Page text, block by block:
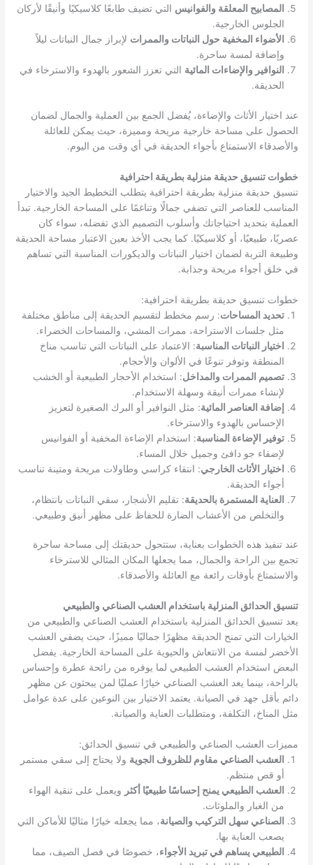
المصابيح المعلقة والفوانيس التي تضيف طابعًا كلاسيكيًا وأنيقًا لأركان
الجلوس الخارجية.
الأضواء المخفية حول النباتات والممرات لإبراز جمال النباتات ليلاً
وإضافة لمسة ساحرة.
النوافير والإضاءات المائية التي تعزز الشعور بالهدوء والاسترخاء في
الحديقة.
عند اختيار الأثاث والإضاءة، يُفضل الجمع بين العملية والجمال لضمان
الحصول على مساحة خارجية مريحة ومميزة، حيث يمكن للعائلة
والأصدقاء الاستمتاع بأجواء الحديقة في أي وقت من اليوم.
خطوات تنسيق حديقة منزلية بطريقة احترافية
تنسيق حديقة منزلية بطريقة احترافية يتطلب التخطيط الجيد والاختيار
المناسب للعناصر التي تضفي جمالًا وتناغمًا على المساحة الخارجية. تبدأ
العملية بتحديد احتياجاتك وأسلوب التصميم الذي تفضله، سواء كان
عصريًا، طبيعيًا، أو كلاسيكيًا. كما يجب الأخذ بعين الاعتبار مساحة الحديقة
وطبيعة التربة لضمان اختيار النباتات والديكورات المناسبة التي تساهم
في خلق أجواء مريحة وجذابة.
خطوات تنسيق حديقة بطريقة احترافية:
تحديد المساحات: رسم مخطط لتقسيم الحديقة إلى مناطق مختلفة
مثل جلسات الاستراحة، ممرات المشي، والمساحات الخضراء.
اختيار النباتات المناسبة: الاعتماد على النباتات التي تناسب مناخ
المنطقة وتوفر تنوعًا في الألوان والأحجام.
تصميم الممرات والمداخل: استخدام الأحجار الطبيعية أو الخشب
لإنشاء ممرات أنيقة وسهلة الاستخدام.
إضافة العناصر المائية: مثل النوافير أو البرك الصغيرة لتعزيز
الإحساس بالهدوء والاسترخاء.
توفير الإضاءة المناسبة: استخدام الإضاءة المخفية أو الفوانيس
لإضفاء جو دافئ وجميل خلال المساء.
اختيار الأثاث الخارجي: انتقاء كراسي وطاولات مريحة ومتينة تناسب
أجواء الحديقة.
العناية المستمرة بالحديقة: تقليم الأشجار، سقي النباتات بانتظام،
والتخلص من الأعشاب الضارة للحفاظ على مظهر أنيق وطبيعي.
عند تنفيذ هذه الخطوات بعناية، ستتحول حديقتك إلى مساحة ساحرة
تجمع بين الراحة والجمال، مما يجعلها المكان المثالي للاسترخاء
والاستمتاع بأوقات رائعة مع العائلة والأصدقاء.
تنسيق الحدائق المنزلية باستخدام العشب الصناعي والطبيعي
يعد تنسيق الحدائق المنزلية باستخدام العشب الصناعي والطبيعي من
الخيارات التي تمنح الحديقة مظهرًا جماليًا مميزًا، حيث يضفي العشب
الأخضر لمسة من الانتعاش والحيوية على المساحة الخارجية. يفضل
البعض استخدام العشب الطبيعي لما يوفره من رائحة عطرة وإحساس
بالراحة، بينما يعد العشب الصناعي خيارًا عمليًا لمن يبحثون عن مظهر
دائم بأقل جهد في الصيانة. يعتمد الاختيار بين النوعين على عدة عوامل
مثل المناخ، التكلفة، ومتطلبات العناية والصيانة.
مميزات العشب الصناعي والطبيعي في تنسيق الحدائق:
العشب الصناعي مقاوم للظروف الجوية ولا يحتاج إلى سقي مستمر
أو قص منتظم.
العشب الطبيعي يمنح إحساسًا طبيعيًا أكثر ويعمل على تنقية الهواء
من الغبار والملوثات.
الصناعي سهل التركيب والصيانة، مما يجعله خيارًا مثاليًا للأماكن التي
يصعب العناية بها.
الطبيعي يساهم في تبريد الأجواء، خصوصًا في فصل الصيف، مما